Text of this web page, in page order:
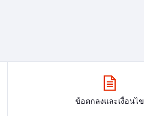
ข้อตกลงและเงื่อนไข